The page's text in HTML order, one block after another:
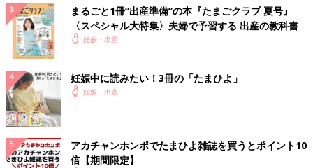
まるごと1冊“出産準備”の本『たまごクラブ 夏号』
〈スペシャル大特集〉夫婦で予習する 出産の教科書
妊娠・出産
妊娠中に読みたい！3冊の「たまひよ」
妊娠・出産
アカチャンホンポでたまひよ雑誌を買うとポイント10
倍【期間限定】